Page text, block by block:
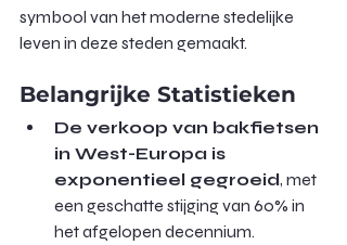
symbool van het moderne stedelijke
leven in deze steden gemaakt.
Belangrijke Statistieken
De verkoop van bakfietsen
in West-Europa is
exponentieel gegroeid, met
een geschatte stijging van 60% in
het afgelopen decennium.